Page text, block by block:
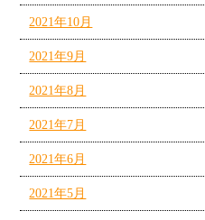
2021年10月
2021年9月
2021年8月
2021年7月
2021年6月
2021年5月